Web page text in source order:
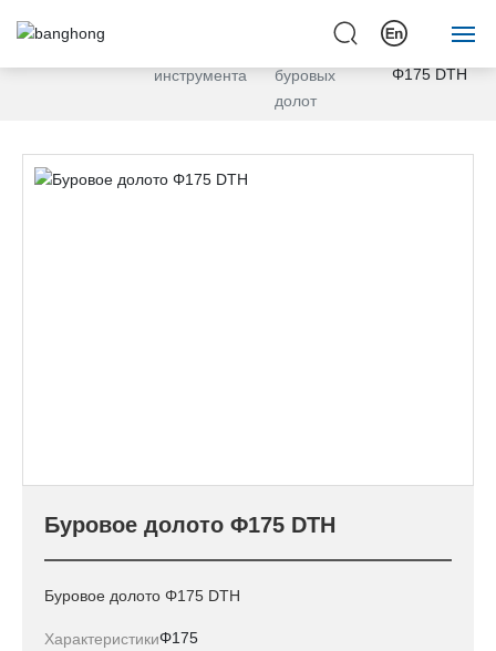
Серия бурового оборудования
категория
инструмента
Продукты
буровых
долот
Буровое
долото
Φ175 DTH
Буровое долото Φ175 DTH
Буровое долото Φ175 DTH
ХарактеристикиΦ175